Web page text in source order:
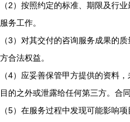
（2）按照约定的标准、期限及行
服务工作。
（3）对其交付的咨询服务成果的
方合法权益。
（4）应妥善保管甲方提供的资料
目的之外或泄露给任何第三方。合
（5）在服务过程中发现可能影响